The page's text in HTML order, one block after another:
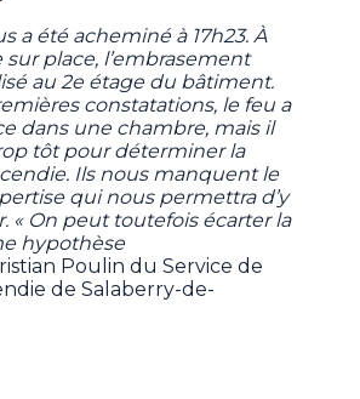
a été acheminé à 17h23. À
place, l’embrasement
au 2e étage du bâtiment.
constatations, le feu a
dans une chambre, mais il
tôt pour déterminer la
Ils nous manquent le
qui nous permettra d’y
« On peut toutefois écarter la
hypothèse
Poulin du Service de
de Salaberry-de-